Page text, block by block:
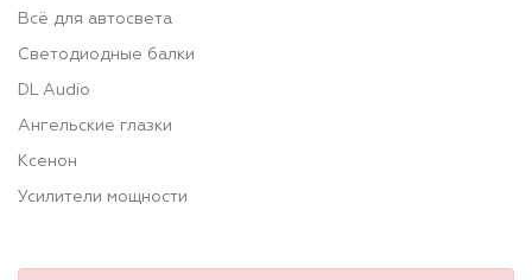
Всё для автосвета
Светодиодные балки
DL Audio
Ангельские глазки
Ксенон
Усилители мощности